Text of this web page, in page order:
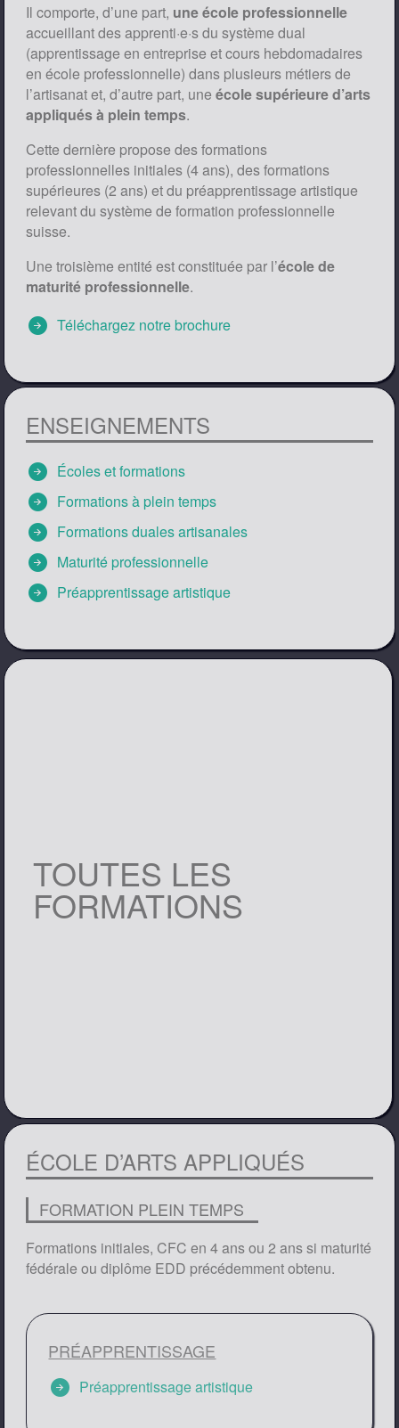
Il comporte, d’une part, une école professionnelle
accueillant des apprenti·e·s du système dual
(apprentissage en entreprise et cours hebdomadaires
en école professionnelle) dans plusieurs métiers de
l’artisanat et, d’autre part, uneécole supérieure d’arts
appliquésà plein temps.
Cette dernière propose des formations
professionnelles initiales (4 ans), des formations
supérieures (2 ans) et du préapprentissage artistique
relevant du système de formation professionnelle
suisse.
Une troisième entité est constituée par l’école de
maturité professionnelle.
arrow_circle_right Téléchargez notre brochure
ENSEIGNEMENTS
arrow_circle_right Écoles et formations
arrow_circle_right Formations à plein temps
arrow_circle_right Formations duales artisanales
arrow_circle_right Maturité professionnelle
arrow_circle_right Préapprentissage artistique
TOUTES LES
FORMATIONS
ÉCOLE D’ARTS APPLIQUÉS
FORMATION PLEIN TEMPS
Formations initiales, CFC en 4 ans ou 2 ans si maturité
fédérale ou diplôme EDD précédemment obtenu.
PRÉAPPRENTISSAGE
arrow_circle_right Préapprentissage artistique